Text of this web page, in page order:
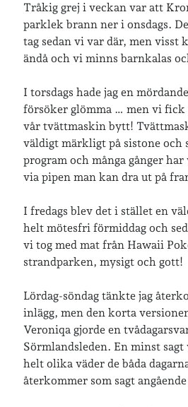
Tråkig grej i veckan var att
parklek brann ner i onsdags.
tag sedan vi var där, men visst
ändå och vi minns barnkalas
I torsdags hade jag en
försöker glömma … men vi
vår tvättmaskin bytt!
väldigt märkligt på sistone och
program och många gånger
via pipen man kan dra ut på
I fredags blev det i stället en
helt mötesfri förmiddag och
vi tog med mat från Hawaii
strandparken, mysigt och gott!
Lördag-söndag tänkte jag
inlägg, men den korta
Veroniqa gjorde en
Sörmlandsleden. En minst
helt olika väder de båda
återkommer som sagt